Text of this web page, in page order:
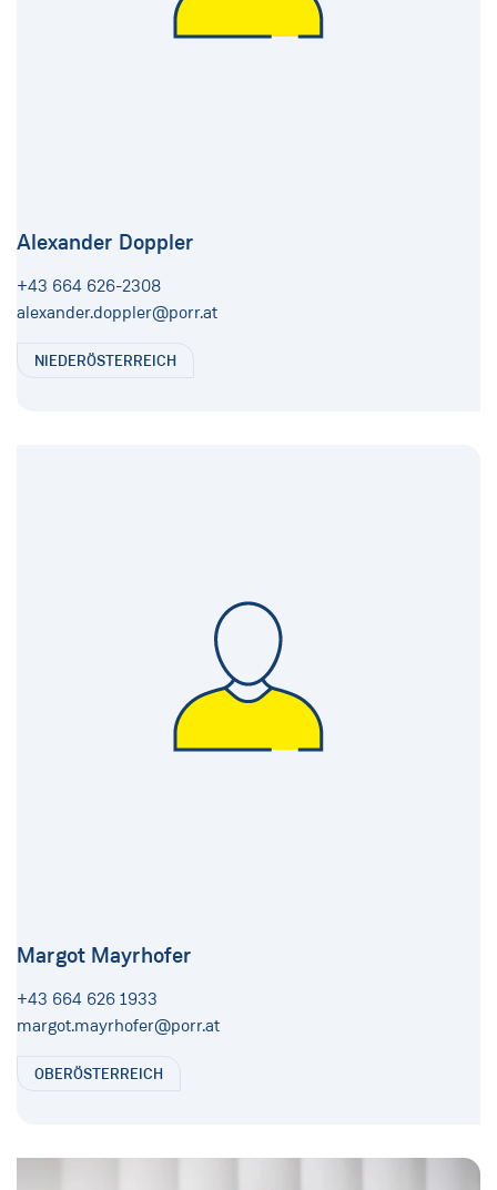
Alexander Doppler
+43 664 626-2308
alexander.doppler@porr.at
NIEDERÖSTERREICH
Margot Mayrhofer
+43 664 626 1933
margot.mayrhofer@porr.at
OBERÖSTERREICH